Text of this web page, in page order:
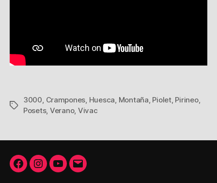
Etiquetas
3000, Crampones, Huesca, Montaña, Piolet, Pirineo,
Posets, Verano, Vivac
FacebookInstagram
YoutubeCorreo